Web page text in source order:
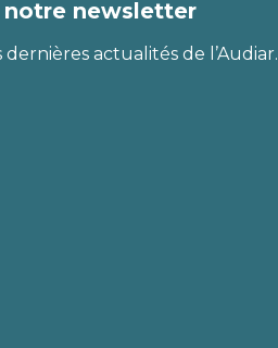
notre newsletter
dernières actualités de l’Audiar.